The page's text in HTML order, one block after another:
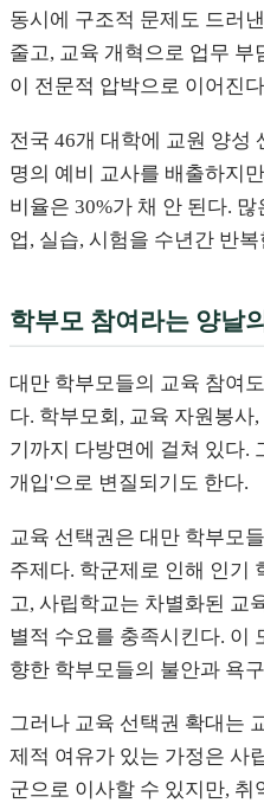
동시에 구조적 문제도 드러
줄고, 교육 개혁으로 업무
이 전문적 압박으로 이어진
전국 46개 대학에 교원 양성
명의 예비 교사를 배출하지
비율은 30%가 채 안 된다.
업, 실습, 시험을 수년간 반
학부모 참여라는 양날
대만 학부모들의 교육 참여
다. 학부모회, 교육 자원봉사
기까지 다방면에 걸쳐 있다.
개입'으로 변질되기도 한다.
교육 선택권은 대만 학부모
주제다. 학군제로 인해 인기
고, 사립학교는 차별화된 교
별적 수요를 충족시킨다. 이
향한 학부모들의 불안과 욕
그러나 교육 선택권 확대는
제적 여유가 있는 가정은 사
군으로 이사할 수 있지만,